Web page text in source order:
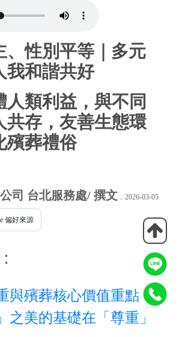
、性別平等｜多元
我和諧共好
人類利益，與不同
共存，友善生態環
殯葬禮俗
司 台北服務處/ 撰文 ．2026-03-05
偏好來源
與殯葬核心價值重點
之美的基礎在「尊重」